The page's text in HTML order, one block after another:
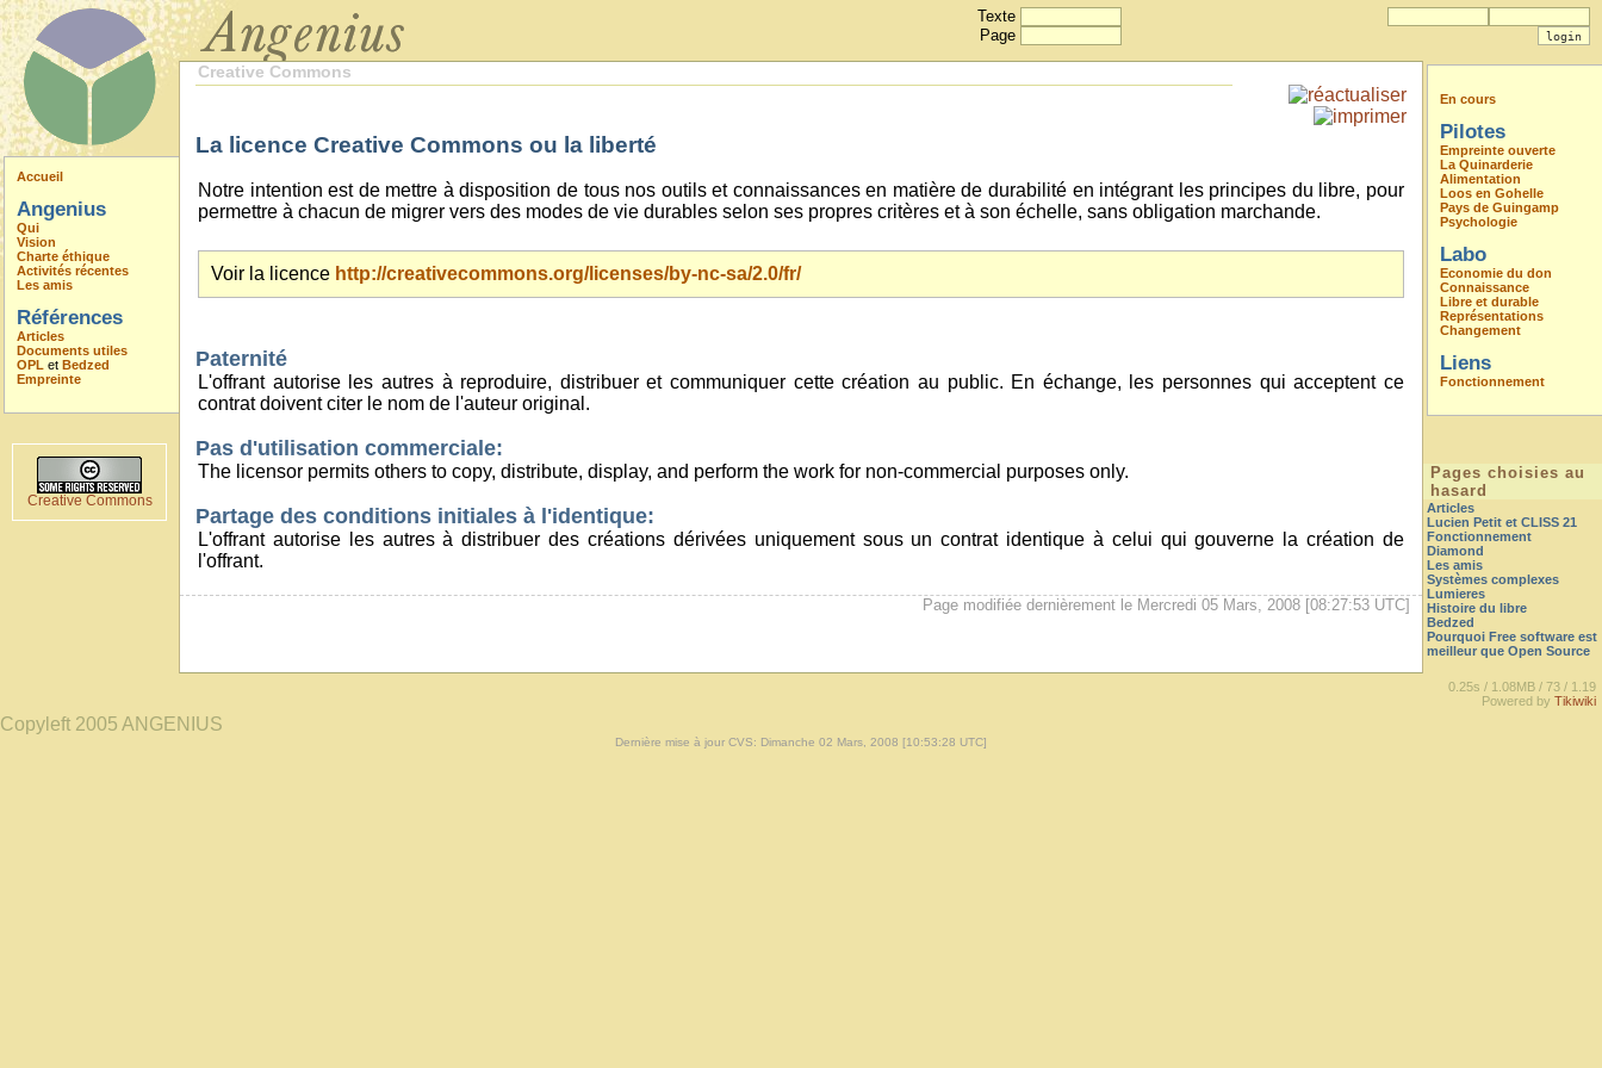
Texte
Page
Accueil
Angenius
Qui
Vision
Charte éthique
Activités récentes
Les amis
Références
Articles
Documents utiles
OPL et Bedzed
Empreinte
Creative Commons
Creative Commons
La licence Creative Commons ou la liberté
Notre intention est de mettre à disposition de tous nos outils et connaissances en matière de durabilité en intégrant les principes du libre, pour
permettre à chacun de migrer vers des modes de vie durables selon ses propres critères et à son échelle, sans obligation marchande.
Voir la licence http://creativecommons.org/licenses/by-nc-sa/2.0/fr/
Paternité
L'offrant autorise les autres à reproduire, distribuer et communiquer cette création au public. En échange, les personnes qui acceptent ce
contrat doivent citer le nom de l'auteur original.
Pas d'utilisation commerciale:
The licensor permits others to copy, distribute, display, and perform the work for non-commercial purposes only.
Partage des conditions initiales à l'identique:
L'offrant autorise les autres à distribuer des créations dérivées uniquement sous un contrat identique à celui qui gouverne la création de
l'offrant.
Page modifiée dernièrement le Mercredi 05 Mars, 2008 [08:27:53 UTC]
En cours
Pilotes
Empreinte ouverte
La Quinarderie
Alimentation
Loos en Gohelle
Pays de Guingamp
Psychologie
Labo
Economie du don
Connaissance
Libre et durable
Représentations
Changement
Liens
Fonctionnement
Pages choisies au
hasard
Articles
Lucien Petit et CLISS 21
Fonctionnement
Diamond
Les amis
Systèmes complexes
Lumieres
Histoire du libre
Bedzed
Pourquoi Free software est
meilleur que Open Source
0.25s / 1.08MB / 73 / 1.19
Powered by Tikiwiki
Copyleft 2005 ANGENIUS
Dernière mise à jour CVS: Dimanche 02 Mars, 2008 [10:53:28 UTC]